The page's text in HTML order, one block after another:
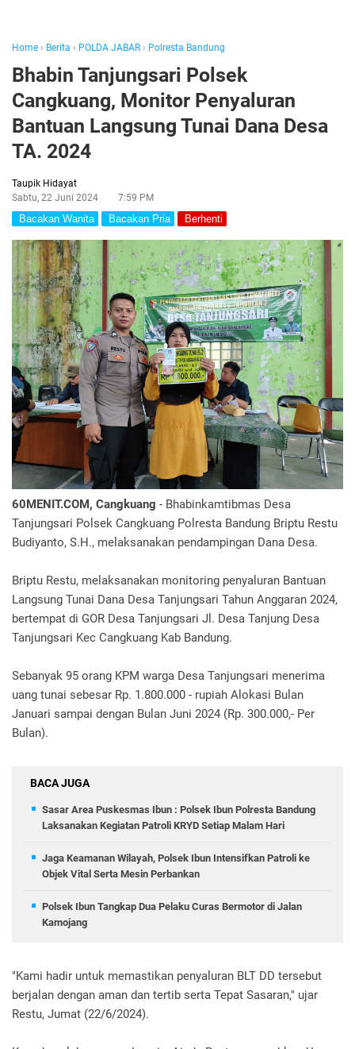
Home › Berita › POLDA JABAR › Polresta Bandung
Bhabin Tanjungsari Polsek
Cangkuang, Monitor Penyaluran
Bantuan Langsung Tunai Dana Desa
TA. 2024
Taupik Hidayat
Sabtu, 22 Juni 2024
7:59 PM
Bacakan Wanita Bacakan Pria Berhenti
60MENIT.COM, Cangkuang - Bhabinkamtibmas Desa
Tanjungsari Polsek Cangkuang Polresta Bandung Briptu Restu
Budiyanto, S.H., melaksanakan pendampingan Dana Desa.
Briptu Restu, melaksanakan monitoring penyaluran Bantuan
Langsung Tunai Dana Desa Tanjungsari Tahun Anggaran 2024,
bertempat di GOR Desa Tanjungsari Jl. Desa Tanjung Desa
Tanjungsari Kec Cangkuang Kab Bandung.
Sebanyak 95 orang KPM warga Desa Tanjungsari menerima
uang tunai sebesar Rp. 1.800.000 - rupiah Alokasi Bulan
Januari sampai dengan Bulan Juni 2024 (Rp. 300.000,- Per
Bulan).
BACA JUGA
Sasar Area Puskesmas Ibun : Polsek Ibun Polresta Bandung
Laksanakan Kegiatan Patroli KRYD Setiap Malam Hari
Jaga Keamanan Wilayah, Polsek Ibun Intensifkan Patroli ke
Objek Vital Serta Mesin Perbankan
Polsek Ibun Tangkap Dua Pelaku Curas Bermotor di Jalan
Kamojang
"Kami hadir untuk memastikan penyaluran BLT DD tersebut
berjalan dengan aman dan tertib serta Tepat Sasaran," ujar
Restu, Jumat (22/6/2024).